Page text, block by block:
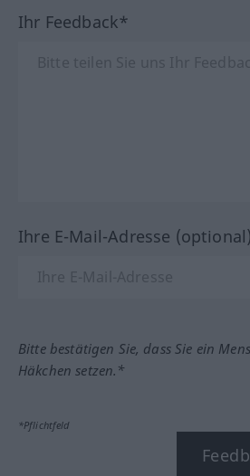
Ihr Feedback*
Ihre E-Mail-Adresse (optional)
Bitte bestätigen Sie, dass Sie ein
Häkchen setzen.*
*Pflichtfeld